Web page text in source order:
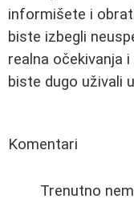
informišete i
biste izbegli
realna očekivanja
biste dugo uživali
Komentari
Trenutno